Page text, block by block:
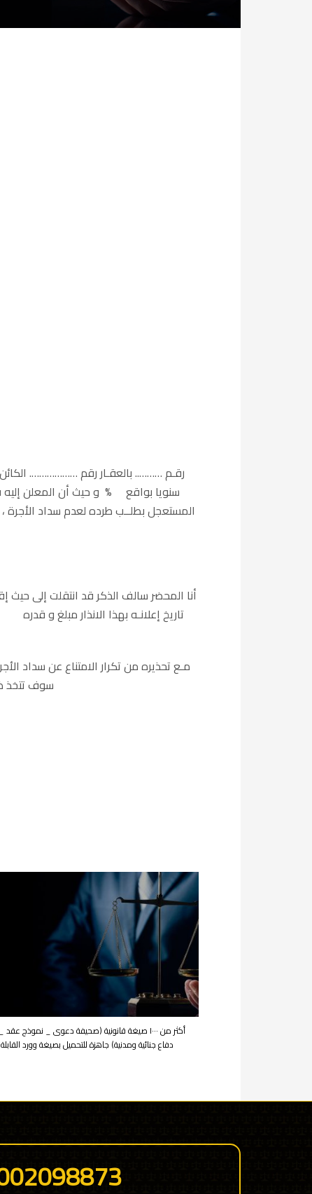
رقـم ……….. بالعقـار رقم
سنويا بواقع % و حيث أن المعلن
المستعجل بطلــب طرده لعدم سداد الأجرة
أنا المحضر سالف الذكر قد انتقلت إلى
تاريخ إعلانـه بهذا الانذار مبلغ و
أكثر من ١٠٠٠ صيغة قانونية (صحيفة دعوى _ نموذج
دفاع جنائية ومدنية) جاهزة للتحميل بصيغة وورد